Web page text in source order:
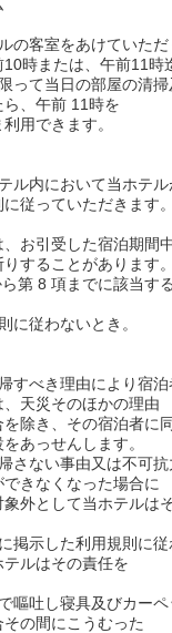
の客室をあけていた
時または、午前11時
って当日の部屋の清
、午前 11時を
用できます。
ル内において当ホテ
従っていただきます。
お引受した宿泊期間
することがあります。
ら第 8 項までに該当す
に従わないとき。
すべき理由により宿
天災そのほかの理由
き、その宿泊者に
あっせんします。
さない事由又は不可
きなくなった場合に
として当ホテルは
掲示した利用規則に
ルはその責任を
嘔吐し寝具及びカー
の間にこうむった